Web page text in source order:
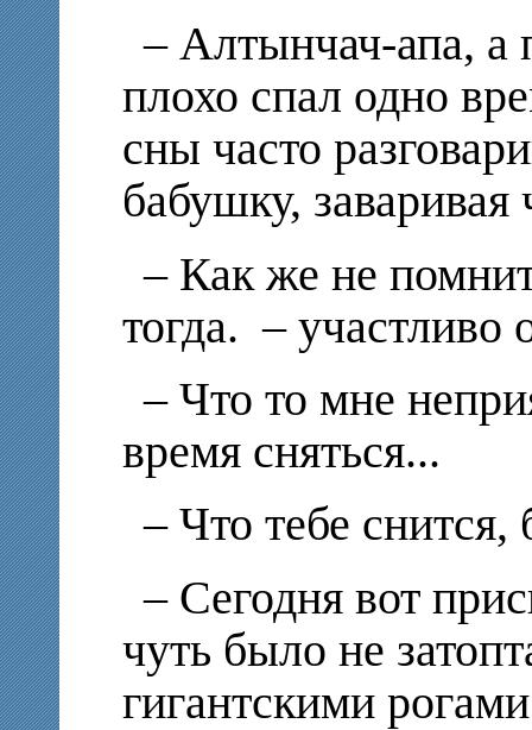
– Алтынчач-апа, а
плохо спал одно
сны часто
бабушку,
– Как же не
тогда. – участливо
– Что то мне
время сняться...
– Что тебе снится,
– Сегодня вот
чуть было не
гигантскими